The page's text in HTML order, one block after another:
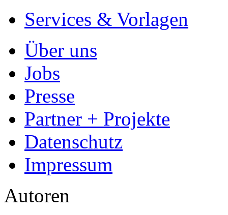
Services & Vorlagen
Über uns
Jobs
Presse
Partner + Projekte
Datenschutz
Impressum
Autoren